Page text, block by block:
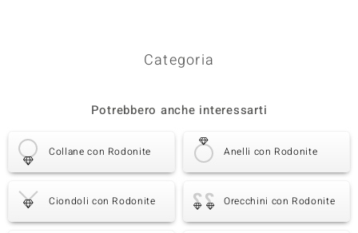
Categoria
Potrebbero anche interessarti
Collane con Rodonite Anelli con Rodonite
Ciondoli con Rodonite Orecchini con Rodonite